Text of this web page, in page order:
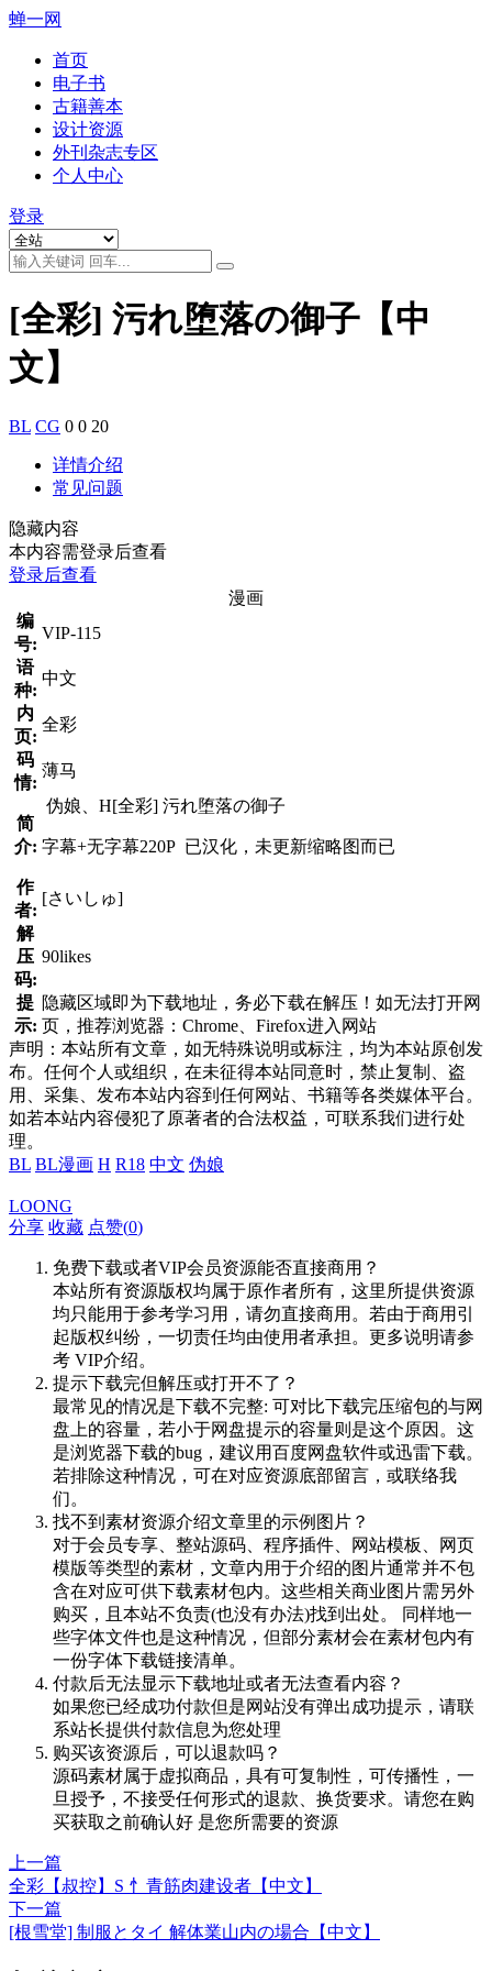
蝉一网
首页
电子书
古籍善本
设计资源
外刊杂志专区
个人中心
登录
[全彩] 污れ堕落の御子【中
文】
BL CG 0 0 20
详情介绍
常见问题
隐藏内容
本内容需登录后查看
登录后查看
漫画
编
号:
VIP-115
语
种:
中文
内
页:
全彩
码
情:
薄马
简
介:
伪娘、H[全彩] 污れ堕落の御子
字幕+无字幕220P 已汉化，未更新缩略图而已
作
者:
[さいしゅ]
解
压
码:
90likes
提
示:
隐藏区域即为下载地址，务必下载在解压！如无法打开网
页，推荐浏览器：Chrome、Firefox进入网站
声明：本站所有文章，如无特殊说明或标注，均为本站原创发
布。任何个人或组织，在未征得本站同意时，禁止复制、盗
用、采集、发布本站内容到任何网站、书籍等各类媒体平台。
如若本站内容侵犯了原著者的合法权益，可联系我们进行处
理。
BL BL漫画 H R18 中文 伪娘
LOONG
分享 收藏 点赞(0)
免费下载或者VIP会员资源能否直接商用？
本站所有资源版权均属于原作者所有，这里所提供资源
均只能用于参考学习用，请勿直接商用。若由于商用引
起版权纠纷，一切责任均由使用者承担。更多说明请参
考 VIP介绍。
提示下载完但解压或打开不了？
最常见的情况是下载不完整: 可对比下载完压缩包的与网
盘上的容量，若小于网盘提示的容量则是这个原因。这
是浏览器下载的bug，建议用百度网盘软件或迅雷下载。
若排除这种情况，可在对应资源底部留言，或联络我
们。
找不到素材资源介绍文章里的示例图片？
对于会员专享、整站源码、程序插件、网站模板、网页
模版等类型的素材，文章内用于介绍的图片通常并不包
含在对应可供下载素材包内。这些相关商业图片需另外
购买，且本站不负责(也没有办法)找到出处。 同样地一
些字体文件也是这种情况，但部分素材会在素材包内有
一份字体下载链接清单。
付款后无法显示下载地址或者无法查看内容？
如果您已经成功付款但是网站没有弹出成功提示，请联
系站长提供付款信息为您处理
购买该资源后，可以退款吗？
源码素材属于虚拟商品，具有可复制性，可传播性，一
旦授予，不接受任何形式的退款、换货要求。请您在购
买获取之前确认好 是您所需要的资源
上一篇
全彩【叔控】S 忄青筋肉建设者【中文】
下一篇
[根雪堂] 制服とタイ 解体業山内の場合【中文】